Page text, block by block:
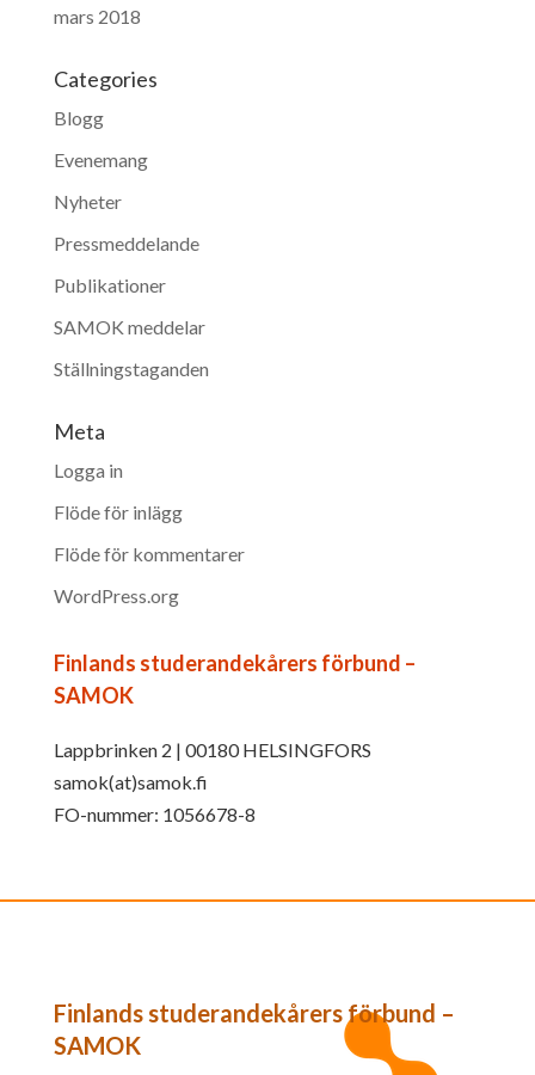
mars 2018
Categories
Blogg
Evenemang
Nyheter
Pressmeddelande
Publikationer
SAMOK meddelar
Ställningstaganden
Meta
Logga in
Flöde för inlägg
Flöde för kommentarer
WordPress.org
Finlands studerandekårers förbund –
SAMOK
Lappbrinken 2 | 00180 HELSINGFORS
samok(at)samok.fi
FO-nummer: 1056678-8
Finlands studerandekårers förbund –
SAMOK